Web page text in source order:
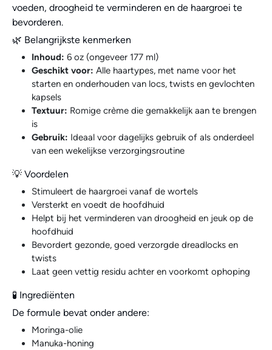
voeden, droogheid te verminderen en de haargroei te
bevorderen.
🌿 Belangrijkste kenmerken
Inhoud: 6 oz (ongeveer 177 ml)
Geschikt voor: Alle haartypes, met name voor het
starten en onderhouden van locs, twists en gevlochten
kapsels
Textuur: Romige crème die gemakkelijk aan te brengen
is
Gebruik: Ideaal voor dagelijks gebruik of als onderdeel
van een wekelijkse verzorgingsroutine
💡 Voordelen
Stimuleert de haargroei vanaf de wortels
Versterkt en voedt de hoofdhuid
Helpt bij het verminderen van droogheid en jeuk op de
hoofdhuid
Bevordert gezonde, goed verzorgde dreadlocks en
twists
Laat geen vettig residu achter en voorkomt ophoping
🧪 Ingrediënten
De formule bevat onder andere:
Moringa-olie
Manuka-honing